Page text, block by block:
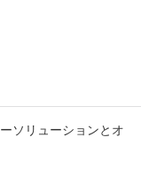
ソリューションとオ